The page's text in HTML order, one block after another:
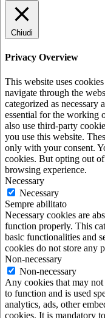
Chiudi
Privacy Overview
This website uses
navigate through the
categorized as necessary
essential for the working
also use third-party
you use this website.
only with your consent.
cookies. But opting out
browsing experience.
Necessary
Necessary
Sempre abilitato
Necessary cookies are
function properly. This
basic functionalities and
cookies do not store any
Non-necessary
Non-necessary
Any cookies that may
to function and is used
analytics, ads, other
cookies. It is mandatory